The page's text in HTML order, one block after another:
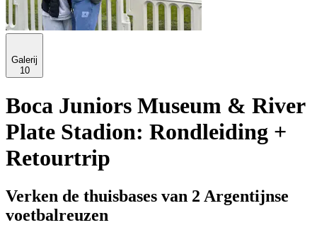
Galerij
10
Boca Juniors Museum & River
Plate Stadion: Rondleiding +
Retourtrip
Verken de thuisbases van 2 Argentijnse
voetbalreuzen